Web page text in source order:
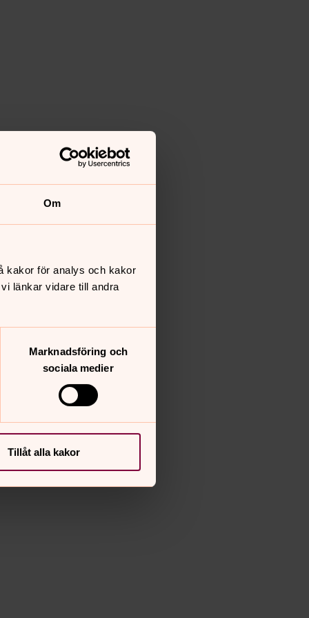
Om
kakor för analys och kakor
länkar vidare till andra
Marknadsföring och
sociala medier
Tillåt alla kakor